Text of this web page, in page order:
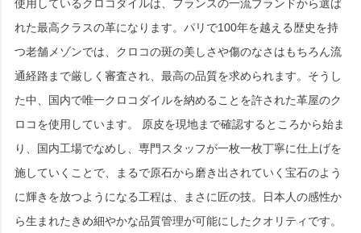
使用しているクロコダイルは、フランスの一流ブランドから選ば
れた最高クラスの革になります。パリで100年を越える歴史を持
つ老舗メゾンでは、クロコの斑の美しさや傷のなさはもちろん流
通経路まで厳しく審査され、最高の品質を求められます。そうし
た中、国内で唯一クロコダイルを納めることを許された革屋のク
ロコを使用しています。 原皮を現地まで確認するところから始ま
り、国内工場でなめし、専門スタッフが一枚一枚丁寧に仕上げを
施していくことで、まるで原石から磨き出されていく宝石のよう
に輝きを放つようになる工程は、まさに匠の技。日本人の感性か
ら生まれたきめ細やかな品質管理が可能にしたクオリティです。